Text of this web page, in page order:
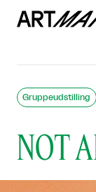
NOT
Gruppeudstilling